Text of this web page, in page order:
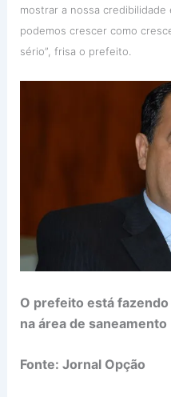
mostrar a nossa credibilidade
podemos crescer como
sério”, frisa o prefeito.
O prefeito está
na área de saneamento
Fonte: Jornal Opção